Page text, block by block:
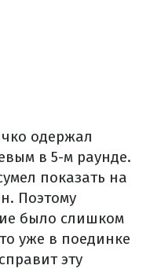
одержал
в 5-м раунде.
показать на
Поэтому
было слишком
уже в поединке
эту